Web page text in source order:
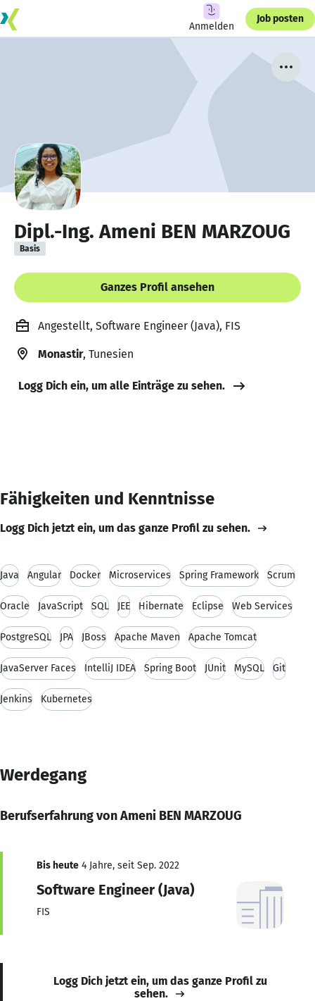
Anmelden
Job posten
Dipl.-Ing. Ameni BEN MARZOUG
Basis
Ganzes Profil ansehen
Angestellt, Software Engineer (Java), FIS
Monastir, Tunesien
Logg Dich ein, um alle Einträge zu sehen.
Fähigkeiten und Kenntnisse
Logg Dich jetzt ein, um das ganze Profil zu sehen.
Java Angular Docker Microservices Spring Framework Scrum
Oracle JavaScript SQL JEE Hibernate Eclipse Web Services
PostgreSQL JPA JBoss Apache Maven Apache Tomcat
JavaServer Faces IntelliJ IDEA Spring Boot JUnit MySQL Git
Jenkins Kubernetes
Werdegang
Berufserfahrung von Ameni BEN MARZOUG
Bis heute 4 Jahre, seit Sep. 2022
Software Engineer (Java)
FIS
Logg Dich jetzt ein, um das ganze Profil zu
sehen.